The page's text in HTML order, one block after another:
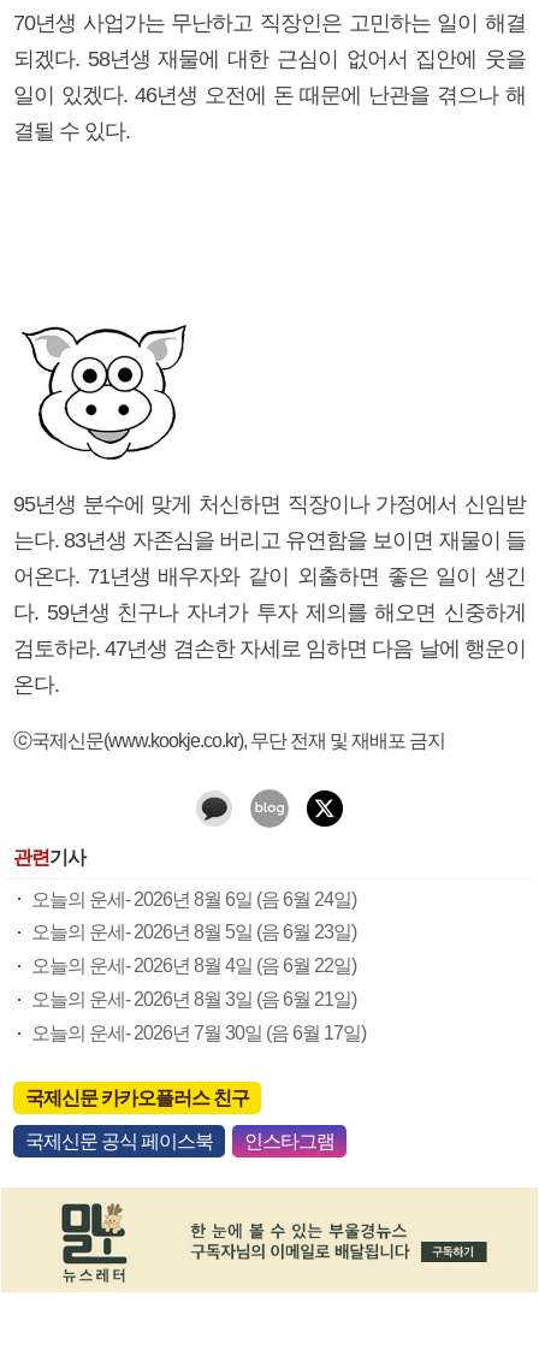
70년생 사업가는 무난하고 직장인은 고민하는 일이 해결
되겠다. 58년생 재물에 대한 근심이 없어서 집안에 웃을
일이 있겠다. 46년생 오전에 돈 때문에 난관을 겪으나 해
결될 수 있다.
95년생 분수에 맞게 처신하면 직장이나 가정에서 신임받
는다. 83년생 자존심을 버리고 유연함을 보이면 재물이 들
어온다. 71년생 배우자와 같이 외출하면 좋은 일이 생긴
다. 59년생 친구나 자녀가 투자 제의를 해오면 신중하게
검토하라. 47년생 겸손한 자세로 임하면 다음 날에 행운이
온다.
ⓒ국제신문(www.kookje.co.kr), 무단 전재 및 재배포 금지
관련기사
오늘의 운세- 2026년 8월 6일 (음 6월 24일)
오늘의 운세- 2026년 8월 5일 (음 6월 23일)
오늘의 운세- 2026년 8월 4일 (음 6월 22일)
오늘의 운세- 2026년 8월 3일 (음 6월 21일)
오늘의 운세- 2026년 7월 30일 (음 6월 17일)
국제신문 카카오플러스 친구
국제신문 공식 페이스북 인스타그램